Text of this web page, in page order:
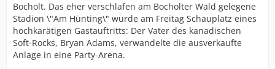
Bocholt. Das eher verschlafen am Bocholter Wald gelegene
Stadion \"Am Hünting\" wurde am Freitag Schauplatz eines
hochkarätigen Gastauftritts: Der Vater des kanadischen
Soft-Rocks, Bryan Adams, verwandelte die ausverkaufte
Anlage in eine Party-Arena.